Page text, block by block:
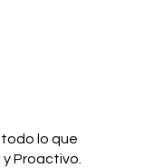
todo lo que
Proactivo.